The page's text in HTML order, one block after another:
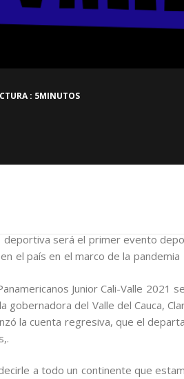
: 5MINUTOS
deportiva será el primer evento
el país en el marco de la pandemia
Junior Cali-Valle
gobernadora del Valle del Cauca,
la cuenta regresiva, que el
a todo un continente que